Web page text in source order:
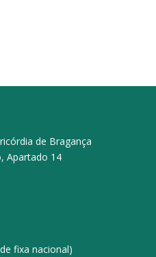
de Bragança
Apartado 14
fixa nacional)